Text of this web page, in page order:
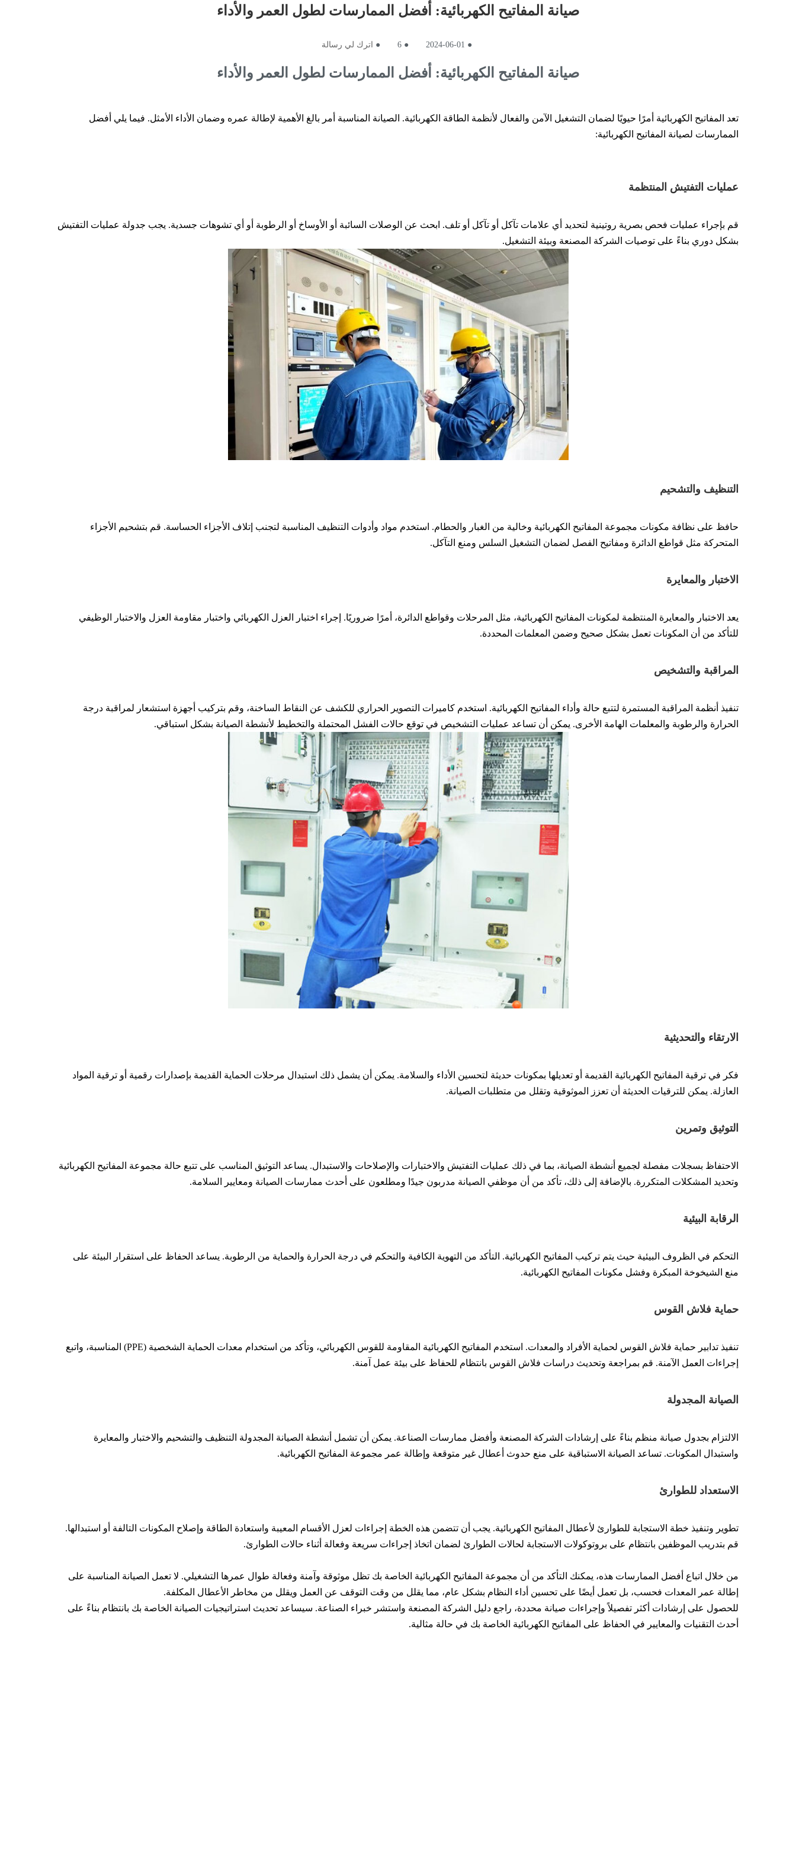
صيانة المفاتيح الكهربائية: أفضل الممارسات لطول العمر والأداء
●
2024-06-01
●
6
● اترك لي رسالة
صيانة المفاتيح الكهربائية: أفضل الممارسات لطول العمر والأداء
تعد المفاتيح الكهربائية أمرًا حيويًا لضمان التشغيل الآمن والفعال لأنظمة الطاقة الكهربائية. الصيانة المناسبة أمر بالغ الأهمية لإطالة عمره وضمان الأداء الأمثل. فيما يلي أفضل
الممارسات لصيانة المفاتيح الكهربائية:
عمليات التفتيش المنتظمة
قم بإجراء عمليات فحص بصرية روتينية لتحديد أي علامات تآكل أو تآكل أو تلف. ابحث عن الوصلات السائبة أو الأوساخ أو الرطوبة أو أي تشوهات جسدية. يجب جدولة عمليات التفتيش
بشكل دوري بناءً على توصيات الشركة المصنعة وبيئة التشغيل.
التنظيف والتشحيم
حافظ على نظافة مكونات مجموعة المفاتيح الكهربائية وخالية من الغبار والحطام. استخدم مواد وأدوات التنظيف المناسبة لتجنب إتلاف الأجزاء الحساسة. قم بتشحيم الأجزاء
المتحركة مثل قواطع الدائرة ومفاتيح الفصل لضمان التشغيل السلس ومنع التآكل.
الاختبار والمعايرة
يعد الاختبار والمعايرة المنتظمة لمكونات المفاتيح الكهربائية، مثل المرحلات وقواطع الدائرة، أمرًا ضروريًا. إجراء اختبار العزل الكهربائي واختبار مقاومة العزل والاختبار الوظيفي
للتأكد من أن المكونات تعمل بشكل صحيح وضمن المعلمات المحددة.
المراقبة والتشخيص
تنفيذ أنظمة المراقبة المستمرة لتتبع حالة وأداء المفاتيح الكهربائية. استخدم كاميرات التصوير الحراري للكشف عن النقاط الساخنة، وقم بتركيب أجهزة استشعار لمراقبة درجة
الحرارة والرطوبة والمعلمات الهامة الأخرى. يمكن أن تساعد عمليات التشخيص في توقع حالات الفشل المحتملة والتخطيط لأنشطة الصيانة بشكل استباقي.
الارتقاء و التحديثية
فكر في ترقية المفاتيح الكهربائية القديمة أو تعديلها بمكونات حديثة لتحسين الأداء والسلامة. يمكن أن يشمل ذلك استبدال مرحلات الحماية القديمة بإصدارات رقمية أو ترقية المواد
العازلة. يمكن للترقيات الحديثة أن تعزز الموثوقية وتقلل من متطلبات الصيانة.
التوثيق وتمرين
الاحتفاظ بسجلات مفصلة لجميع أنشطة الصيانة، بما في ذلك عمليات التفتيش والاختبارات والإصلاحات والاستبدال. يساعد التوثيق المناسب على تتبع حالة مجموعة المفاتيح الكهربائية
وتحديد المشكلات المتكررة. بالإضافة إلى ذلك، تأكد من أن موظفي الصيانة مدربون جيدًا ومطلعون على أحدث ممارسات الصيانة ومعايير السلامة.
الرقابة البيئية
التحكم في الظروف البيئية حيث يتم تركيب المفاتيح الكهربائية. التأكد من التهوية الكافية والتحكم في درجة الحرارة والحماية من الرطوبة. يساعد الحفاظ على استقرار البيئة على
منع الشيخوخة المبكرة وفشل مكونات المفاتيح الكهربائية.
حماية فلاش القوس
تنفيذ تدابير حماية فلاش القوس لحماية الأفراد والمعدات. استخدم المفاتيح الكهربائية المقاومة للقوس الكهربائي، وتأكد من استخدام معدات الحماية الشخصية (PPE) المناسبة، واتبع
إجراءات العمل الآمنة. قم بمراجعة وتحديث دراسات فلاش القوس بانتظام للحفاظ على بيئة عمل آمنة.
الصيانة المجدولة
الالتزام بجدول صيانة منظم بناءً على إرشادات الشركة المصنعة وأفضل ممارسات الصناعة. يمكن أن تشمل أنشطة الصيانة المجدولة التنظيف والتشحيم والاختبار والمعايرة
واستبدال المكونات. تساعد الصيانة الاستباقية على منع حدوث أعطال غير متوقعة وإطالة عمر مجموعة المفاتيح الكهربائية.
الاستعداد للطوارئ
تطوير وتنفيذ خطة الاستجابة للطوارئ لأعطال المفاتيح الكهربائية. يجب أن تتضمن هذه الخطة إجراءات لعزل الأقسام المعيبة واستعادة الطاقة وإصلاح المكونات التالفة أو استبدالها.
قم بتدريب الموظفين بانتظام على بروتوكولات الاستجابة لحالات الطوارئ لضمان اتخاذ إجراءات سريعة وفعالة أثناء حالات الطوارئ.
من خلال اتباع أفضل الممارسات هذه، يمكنك التأكد من أن مجموعة المفاتيح الكهربائية الخاصة بك تظل موثوقة وآمنة وفعالة طوال عمرها التشغيلي. لا تعمل الصيانة المناسبة على
إطالة عمر المعدات فحسب، بل تعمل أيضًا على تحسين أداء النظام بشكل عام، مما يقلل من وقت التوقف عن العمل ويقلل من مخاطر الأعطال المكلفة.
للحصول على إرشادات أكثر تفصيلاً وإجراءات صيانة محددة، راجع دليل الشركة المصنعة واستشر خبراء الصناعة. سيساعد تحديث استراتيجيات الصيانة الخاصة بك بانتظام بناءً على
أحدث التقنيات والمعايير في الحفاظ على المفاتيح الكهربائية الخاصة بك في حالة مثالية.